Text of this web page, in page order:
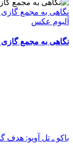
نگاهی به مجمع
آلبوم عکس
نگاهی به مجمع
باکو ـ تل آویو: هدف